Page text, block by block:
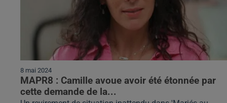
8 mai 2024
MAPR8 : Camille avoue avoir été étonnée par
cette demande de la...